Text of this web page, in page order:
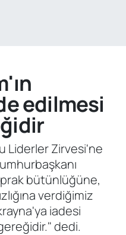
edilmesi
Liderler Zirvesi'ne
bütünlüğüne,
verdiğimiz
iadesi
dedi.
ve Fikstür